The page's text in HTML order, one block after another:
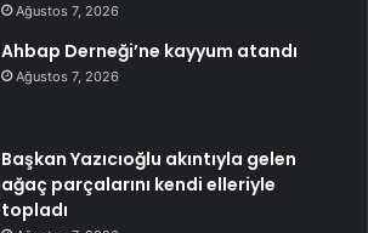
Ağustos 7, 2026
Ahbap Derneği’ne kayyum atandı
Ağustos 7, 2026
Başkan Yazıcıoğlu akıntıyla gelen
ağaç parçalarını kendi elleriyle
topladı